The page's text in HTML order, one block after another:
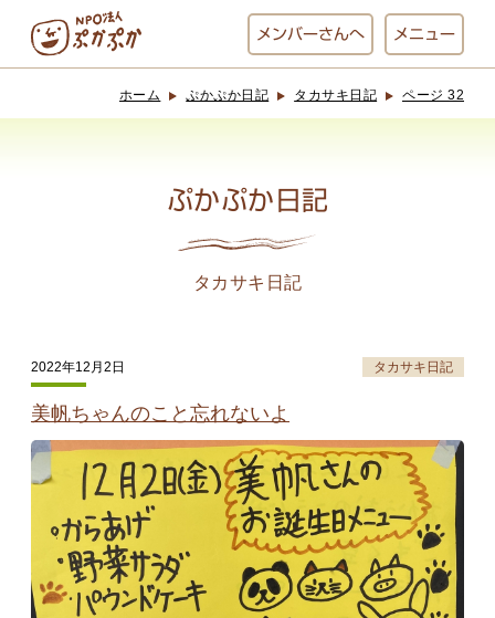
メンバーさんへ メニュー
おひるごはん
お休み中
アート屋
わんど
でんぱた
ぷかぷかさんと
お知らせ ぷかぷか日記
ホーム ぷかぷか日記 タカサキ日記 ページ 32
ぷかぷか日記
タカサキ日記
2022年12月2日 タカサキ日記
美帆ちゃんのこと忘れないよ